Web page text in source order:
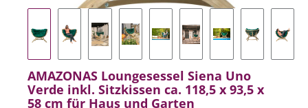
AMAZONAS Loungesessel Siena Uno
Verde inkl. Sitzkissen ca. 118,5 x 93,5 x
58 cm für Haus und Garten